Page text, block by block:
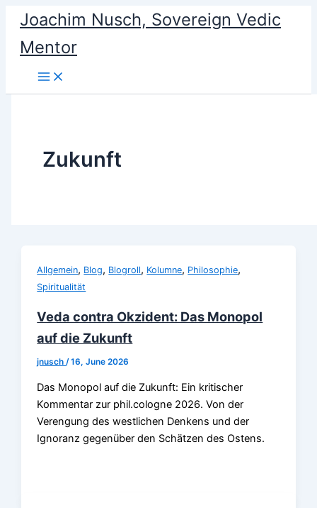
content
Joachim Nusch, Sovereign Vedic
Mentor
Zukunft
Allgemein, Blog, Blogroll, Kolumne, Philosophie,
Spiritualität
Veda contra Okzident: Das Monopol
auf die Zukunft
jnusch/16, June 2026
Das Monopol auf die Zukunft: Ein kritischer
Kommentar zur phil.cologne 2026. Von der
Verengung des westlichen Denkens und der
Ignoranz gegenüber den Schätzen des Ostens.